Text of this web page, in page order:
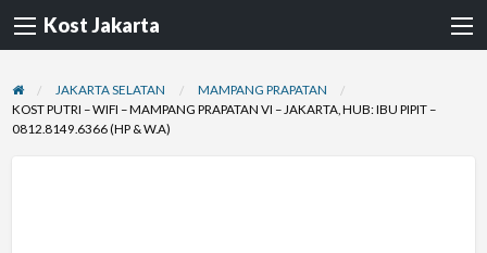
Kost Jakarta
JAKARTA SELATAN
MAMPANG PRAPATAN
KOST PUTRI – WIFI – MAMPANG PRAPATAN VI – JAKARTA, HUB: IBU PIPIT –
0812.8149.6366 (HP & W.A)